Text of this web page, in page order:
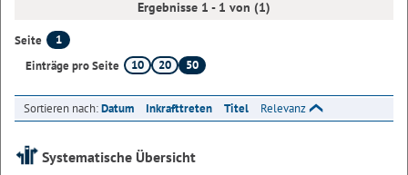
Ergebnisse 1 - 1 von (1)
Seite
1
Einträge pro Seite
10 20 50
Sortieren nach:Datum Inkrafttreten Titel Relevanz
Systematische Übersicht